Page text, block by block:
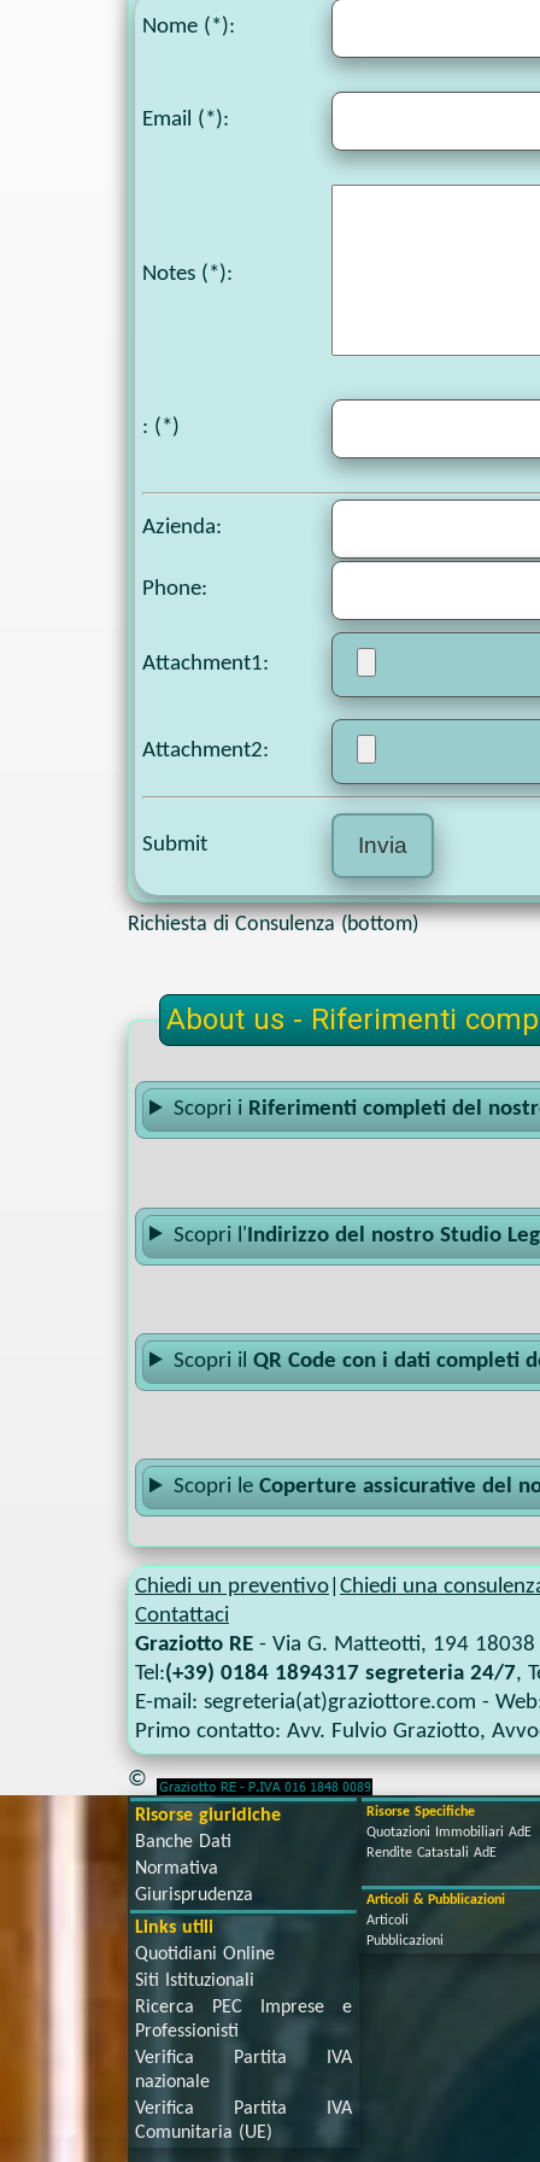
Nome (*):
Email (*):
Notes (*):
: (*)
Azienda:
Phone:
Attachment1:
Attachment2:
Submit
Richiesta di Consulenza (bottom)
About us - Riferimenti
Scopri i Riferimenti completi del
Scopri l' Indirizzo del nostro Studio
Scopri ilQR Code con i dati completi
Scopri leCoperture assicurative del
Chiedi un preventivo Chiedi una
Contattaci
Graziotto RE - Via G. Matteotti, 194 18038
Tel:(+39) 0184 1894317 segreteria 24/7,
E-mail: segreteria(at)graziottore.com -
Primo contatto: Avv. Fulvio Graziotto,
©
Risorse giuridiche
Banche Dati
Normativa
Giurisprudenza
Links utili
Quotidiani Online
Siti Istituzionali
Ricerca PEC Imprese e
Professionisti
Verifica Partita IVA
nazionale
Verifica Partita IVA
Comunitaria (UE)
Risorse Specifiche
Quotazioni Immobiliari AdE
Rendite Catastali AdE
Articoli & Pubblicazioni
Articoli
Pubblicazioni